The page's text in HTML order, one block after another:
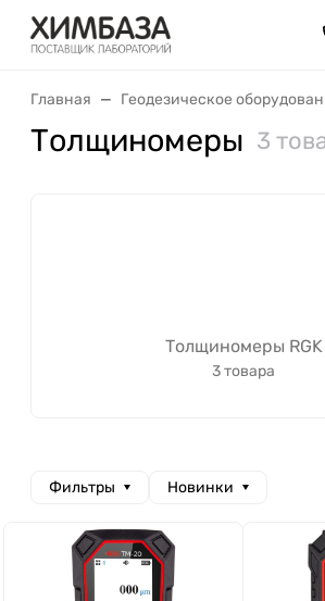
Главная Геодезическое
Толщиномеры 3
Толщиномеры RGK
3 товара
Фильтры Новинки